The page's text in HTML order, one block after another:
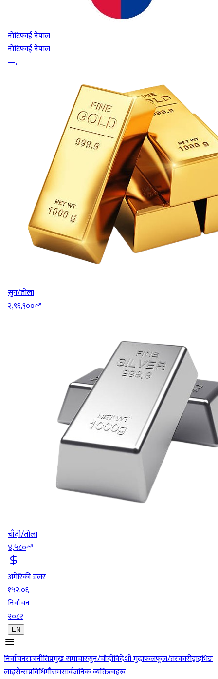
नोटिफाई नेपाल
नोटिफाई नेपाल
—,
सुन/तोला
२,९६,९००
चाँदी/तोला
४,५८०
अमेरिकी डलर
१५२.०६
निर्वाचन
२०८२
EN
निर्वाचनराजनीतिप्रमुख समाचारसुन/चाँदीविदेशी मुद्राफलफूल/तरकारीड्राइभिङ
लाइसेन्सप्रविधिमौसमसार्वजनिक व्यक्तित्वहरू